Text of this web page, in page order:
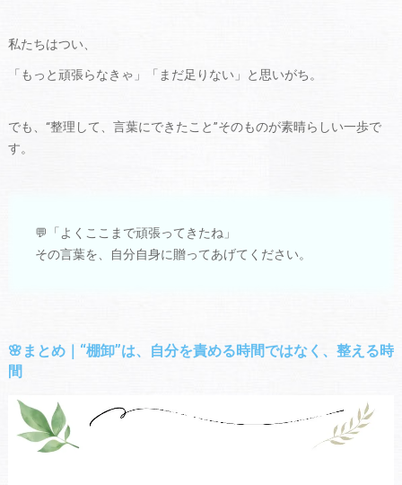
私たちはつい、
「もっと頑張らなきゃ」「まだ足りない」と思いがち。
でも、“整理して、言葉にできたこと”そのものが素晴らしい一歩で
す。
💬「よくここまで頑張ってきたね」
その言葉を、自分自身に贈ってあげてください。
🌸まとめ｜“棚卸”は、自分を責める時間ではなく、整える時
間